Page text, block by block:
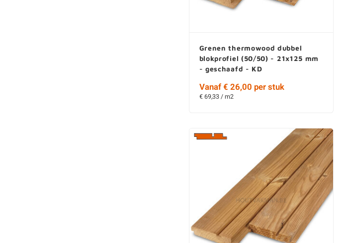
Grenen thermowood dubbel
blokprofiel (50/50) - 21x125 mm
- geschaafd - KD
Vanaf € 26,00 per stuk
€ 69,33 / m2